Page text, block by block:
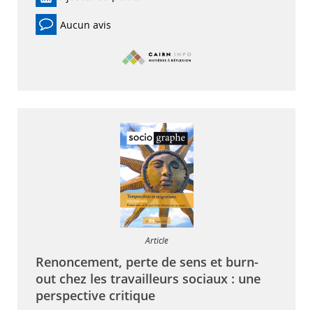
Aucun avis
Article
Renoncement, perte de sens et burn-
out chez les travailleurs sociaux : une
perspective critique